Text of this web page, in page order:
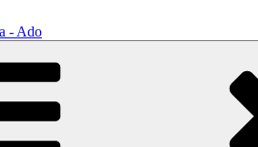
capirle e imparare ad amarle